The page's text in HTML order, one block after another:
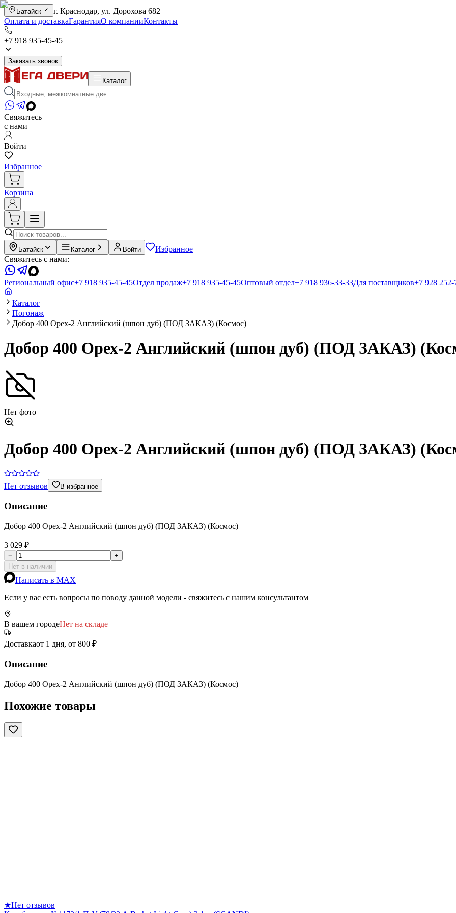
Батайск
г. Краснодар, ул. Дорохова 682
Оплата и доставкаГарантияО компанииКонтакты
+7 918 935-45-45
Заказать звонок
Каталог
Свяжитесь
с нами
Войти
Избранное
Корзина
Батайск Каталог Войти
Избранное
Свяжитесь с нами:
Региональный офис+7 918 935-45-45Отдел продаж+7 918 935-45-45Оптовый отдел+7 918 936-33-33Для поставщиков+7 928 252-
Каталог
Погонаж
Добор 400 Орех-2 Английский (шпон дуб) (ПОД ЗАКАЗ) (Космос)
Добор 400 Орех-2 Английский (шпон дуб) (ПОД ЗАКАЗ)
Нет фото
Добор 400 Орех-2 Английский (шпон дуб) (ПОД ЗАКАЗ)
Нет отзывов В избранное
Описание
Добор 400 Орех-2 Английский (шпон дуб) (ПОД ЗАКАЗ) (Космос)
3 029 ₽
−
+
Нет в наличии
Написать в MAX
Если у вас есть вопросы по поводу данной модели - свяжитесь с нашим консультантом
В вашем городеНет на складе
Доставкаот 1 дня, от 800 ₽
Описание
Добор 400 Орех-2 Английский (шпон дуб) (ПОД ЗАКАЗ) (Космос)
Похожие товары
★Нет отзывов